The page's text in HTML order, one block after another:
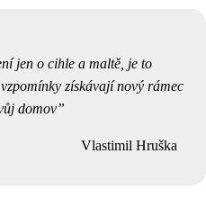
jen o cihle a maltě, je to
získávají nový rámec
domov
Vlastimil Hruška